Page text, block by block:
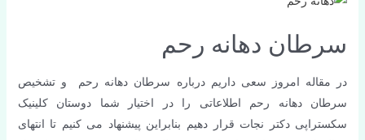
سرطان دهانه رحم
در مقاله امروز سعی داریم درباره سرطان دهانه رحم و تشخیص
سرطان دهانه رحم اطلاعاتی را در اختیار شما دوستان کلینیک
سکستراپی دکتر نجات قرار دهیم بنابراین پیشنهاد می کنیم تا انتهای